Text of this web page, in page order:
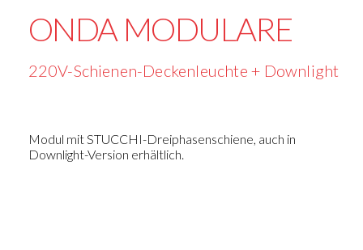
ONDA MODULARE
220V-Schienen-Deckenleuchte + Downlight
Modul mit STUCCHI-Dreiphasenschiene, auch in
Downlight-Version erhältlich.